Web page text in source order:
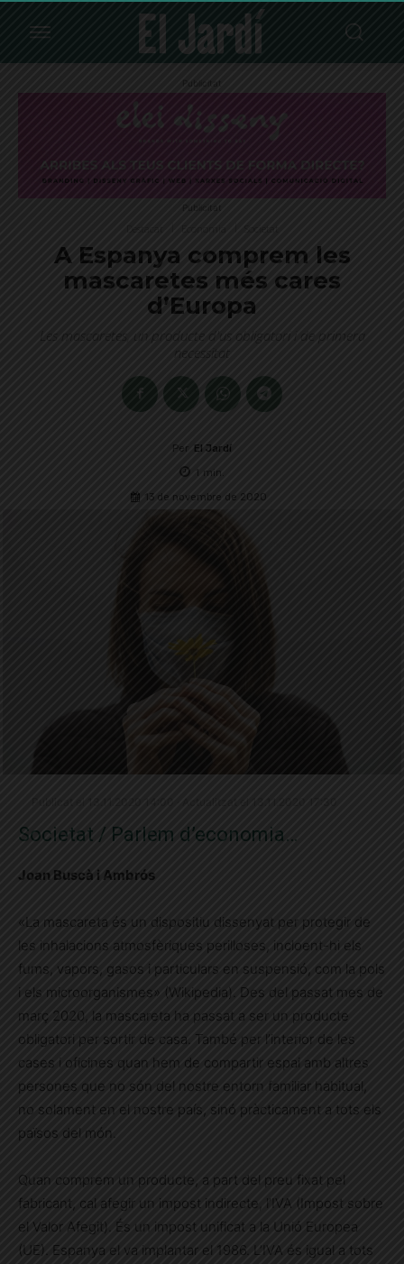
Publicitat
Publicitat
A Espanya comprem les
mascaretes més cares
d’Europa
Les mascaretes, un producte d'us obligatori i de primera
necessitat
Per El Jardí
1 min.
13 de novembre de 2020
Societat / Parlem d’economia …
Joan Buscà i Ambrós
«La mascareta és un dispositiu dissenyat per protegir de
les inhalacions atmosfèriques perilloses, incloent-hi els
fums, vapors, gasos i particulars en suspensió, com la pols
i els microorganismes» (Wikipedia). Des del passat mes de
març 2020, la mascareta ha passat a ser un producte
obligatori per sortir de casa. També per l’interior de les
cases i oficines quan hem de compartir espai amb altres
persones que no són del nostre entorn familiar habitual,
no solament en el nostre país, sinó pràcticament a tots els
països del món.
Quan comprem un producte, a part del preu fixat pel
fabricant, cal afegir un impost indirecte, l’IVA (Impost sobre
el Valor Afegit). És un impost unificat a la Unió Europea
(UE). Espanya el va implantar el 1986. L’IVA és igual a tots